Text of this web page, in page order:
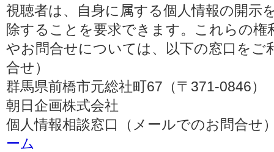
視聴者は、自身に属する個人情報の開示
除することを要求できます。これらの権
やお問合せについては、以下の窓口をご
合せ）
群馬県前橋市元総社町67（〒371-0846）
朝日企画株式会社
個人情報相談窓口（メールでのお問合せ
ーム